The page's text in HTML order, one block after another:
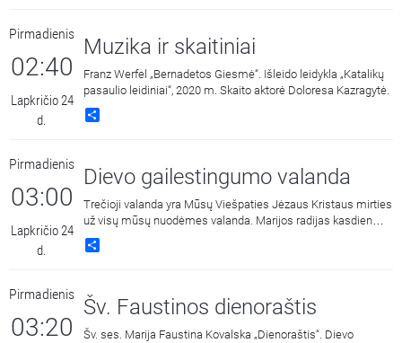
Pirmadienis
02:40
Lapkričio 24
d.
Muzika ir skaitiniai
Franz Werfel „Bernadetos Giesmė“. Išleido leidykla „Katalikų
pasaulio leidiniai“, 2020 m. Skaito aktorė Doloresa Kazragytė.
Pirmadienis
03:00
Lapkričio 24
d.
Dievo gailestingumo valanda
Trečioji valanda yra Mūsų Viešpaties Jėzaus Kristaus mirties
už visų mūsų nuodėmes valanda. Marijos radijas kasdien
15:00 ir 3:00 kviečia melstis drauge kalbant Dievo
Gailestingumo vainikėlį ir litaniją bei pasiklausyti ištraukų iš
gerbiamas Gailestingojo Jėzaus paveikslas, nutapytas pagal
šv. Faustinos regėjimus.
Pirmadienis
03:20
Šv. Faustinos dienoraštis
Šv. ses. Marija Faustina Kovalska „Dienoraštis“. Dievo